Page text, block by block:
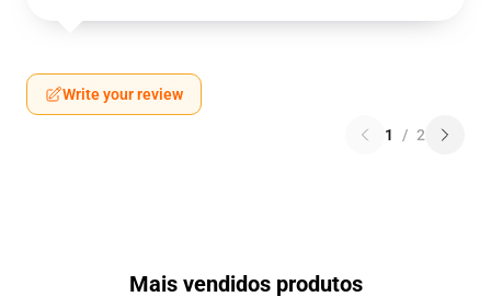
Write your review
1 / 2
Mais vendidos produtos